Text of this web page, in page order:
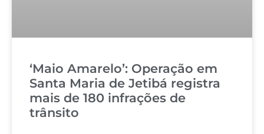
‘Maio Amarelo’: Operação em
Santa Maria de Jetibá registra
mais de 180 infrações de
trânsito